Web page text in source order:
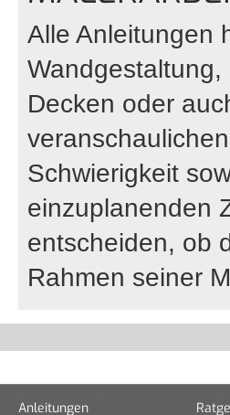
Alle Anleitungen
Decken oder
Schwierigkeit
einzuplanenden
entscheiden, ob
Rahmen seiner
Anleitungen